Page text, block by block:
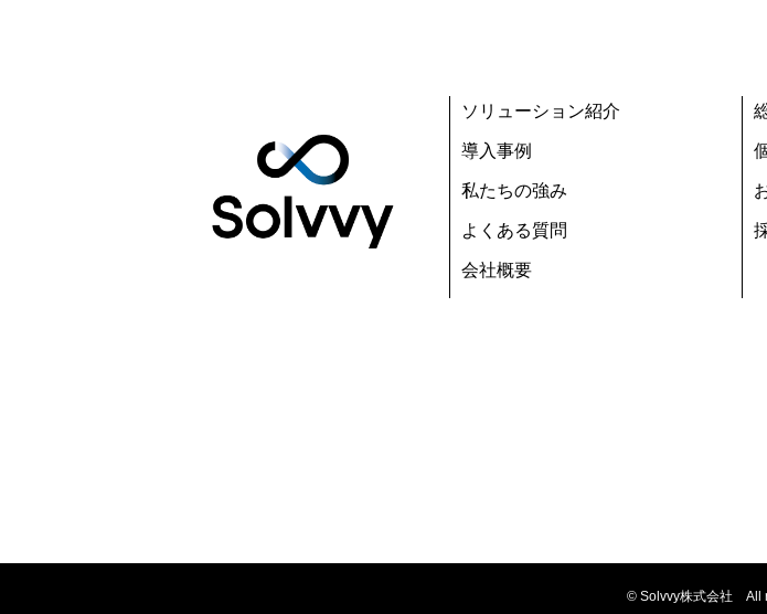
ソリューション紹介
導入事例
私たちの強み
よくある質問
会社概要
© Solvvy株式会社　All